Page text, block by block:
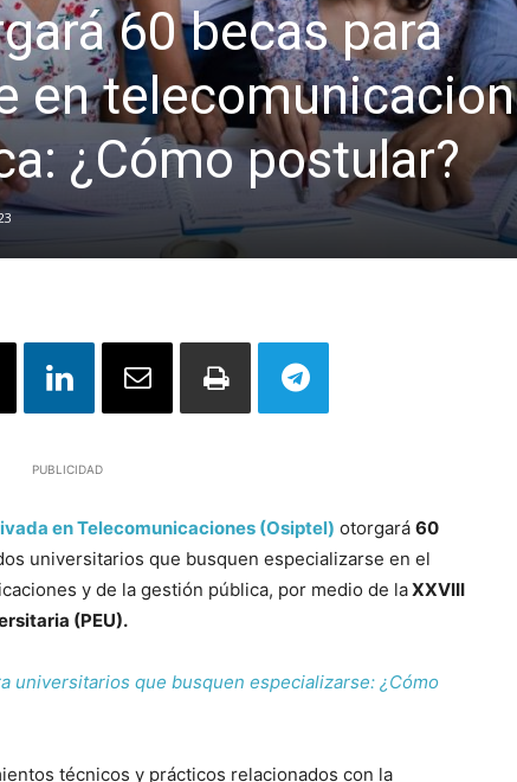
60 becas para
en
¿Cómo postular?
PUBLICIDAD
en Telecomunicaciones (Osiptel) otorgará 60
universitarios que busquen especializarse en el
y de la gestión pública, por medio de laXXVIII
(PEU).
universitarios que busquen especializarse: ¿Cómo
técnicos y prácticos relacionados con la